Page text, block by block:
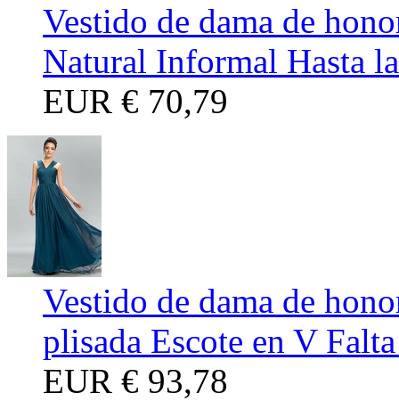
Vestido de dama de
Natural Informal Hasta
EUR € 70,79
Vestido de dama de
plisada Escote en V
EUR € 93,78